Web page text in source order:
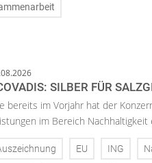
SILBER FÜR
bereits im Vorjahr hat der
im Bereich Nachhaltigkeit
EU ING